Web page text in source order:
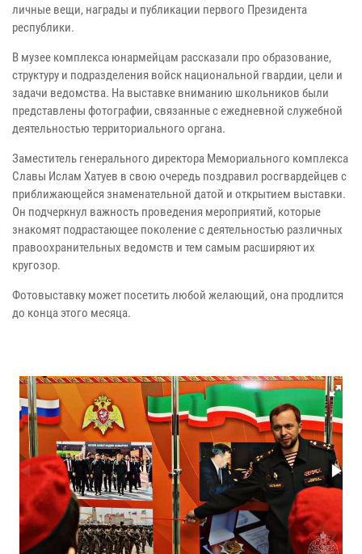
личные вещи, награды и публикации первого Президента
республики.
В музее комплекса юнармейцам рассказали про образование,
структуру и подразделения войск национальной гвардии, цели и
задачи ведомства. На выставке вниманию школьников были
представлены фотографии, связанные с ежедневной служебной
деятельностью территориального органа.
Заместитель генерального директора Мемориального комплекса
Славы Ислам Хатуев в свою очередь поздравил росгвардейцев с
приближающейся знаменательной датой и открытием выставки.
Он подчеркнул важность проведения мероприятий, которые
знакомят подрастающее поколение с деятельностью различных
правоохранительных ведомств и тем самым расширяют их
кругозор.
Фотовыставку может посетить любой желающий, она продлится
до конца этого месяца.